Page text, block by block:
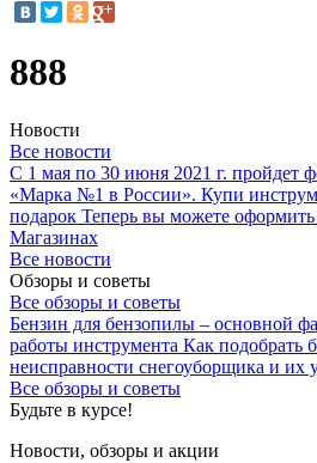
888
Новости
Все новости
С 1 мая по 30 июня 2021 г. пройдет
«Марка №1 в России». Купи
подарок Теперь вы можете оформить
Магазинах
Все новости
Обзоры и советы
Все обзоры и советы
Бензин для бензопилы – основной
работы инструмента Как подобрать
неисправности снегоуборщика и их
Все обзоры и советы
Будьте в курсе!
Новости, обзоры и акции